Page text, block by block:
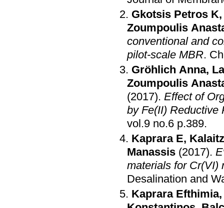
Gkotsis Petros K
Zoumpoulis
conventional and
pilot-scale MBR.
Gröhlich Anna,
Zoumpoulis
(2017). Effect of
by Fe(II) Reductive
vol.9 no.6 p.389.
Kaprara E,
Manassis (2017).
materials for Cr(VI)
Desalination and
Kaprara Efthimia